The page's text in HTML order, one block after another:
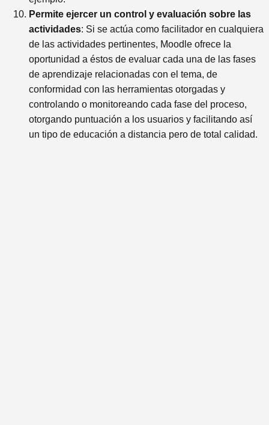
Permite ejercer un control y evaluación sobre las
actividades: Si se actúa como facilitador en cualquiera
de las actividades pertinentes, Moodle ofrece la
oportunidad a éstos de evaluar cada una de las fases
de aprendizaje relacionadas con el tema, de
conformidad con las herramientas otorgadas y
controlando o monitoreando cada fase del proceso,
otorgando puntuación a los usuarios y facilitando así
un tipo de educación a distancia pero de total calidad.